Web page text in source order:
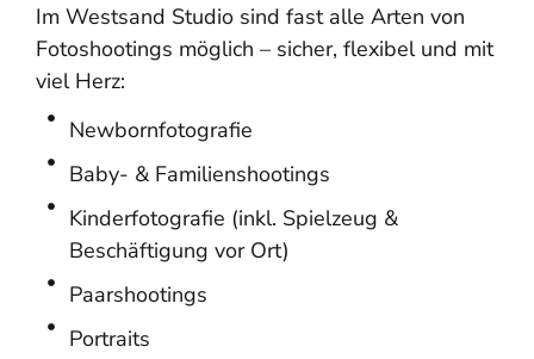
Im Westsand Studio sind fast alle Arten von
Fotoshootings möglich – sicher, flexibel und mit
viel Herz:
Newbornfotografie
Baby- & Familienshootings
Kinderfotografie (inkl. Spielzeug &
Beschäftigung vor Ort)
Paarshootings
Portraits